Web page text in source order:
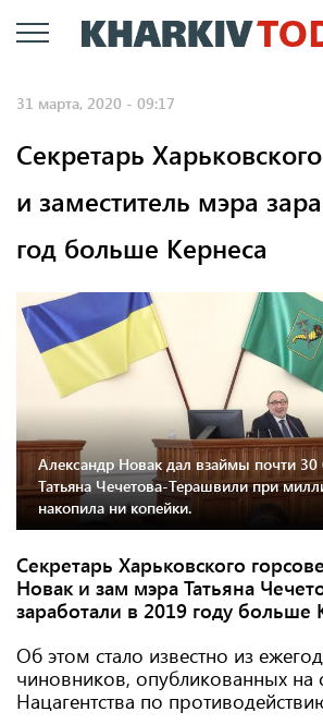
Перейти
к
31 марта, 2020 - 09:17
Секретарь
и заместитель мэра
год больше Кернеса
Александр Новак дал взаймы почти 30
Татьяна Чечетова-Терашвили при
накопила ни копейки.
Секретарь Харьковского
Новак и зам мэра Татьяна
заработали в 2019 году больше
Об этом стало известно из
чиновников, опубликованных на
Нацагентства по